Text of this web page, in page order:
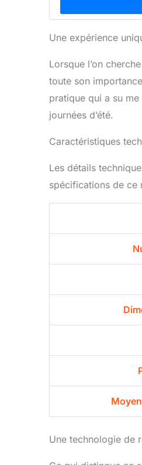
Une expérience
Lorsque l’on
toute son
pratique qui a su
journées d’été.
Caractéristiques
Les détails
spécifications de ce
Une technologie de